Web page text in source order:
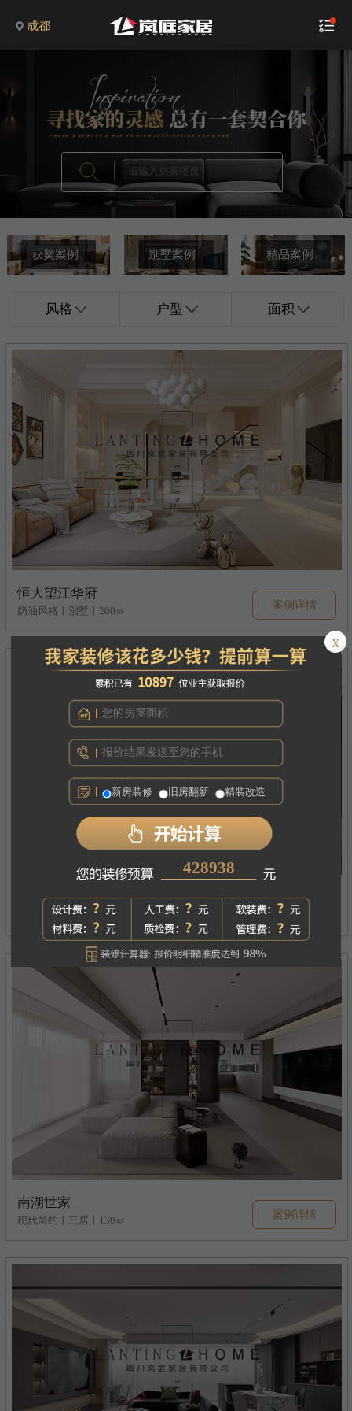
成都
获奖案例 别墅案例 精品案例
风格 户型 面积
恒大望江华府
奶油风格丨别墅丨200㎡ 案例详情
西府琅悦
现代简约丨四居丨180㎡ 案例详情
南湖世家
现代简约丨三居丨130㎡ 案例详情
x
新房装修 旧房翻新 精装改造
473947